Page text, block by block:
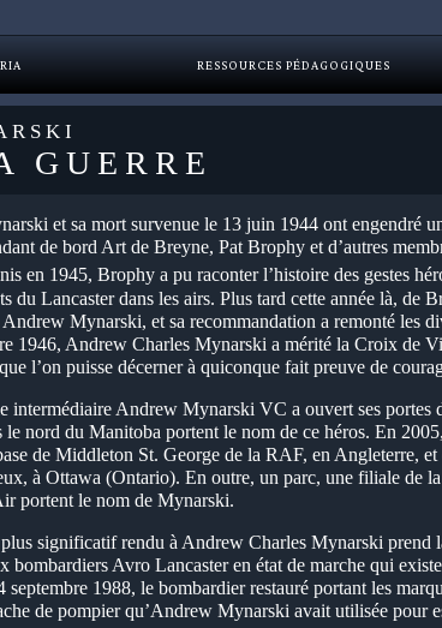
RESSOURCES PÉDAGOGIQUES
GUERRE
et sa mort survenue le 13 juin 1944 ont engendré
de bord Art de Breyne, Pat Brophy et d’autres
en 1945, Brophy a pu raconter l’histoire des gestes
du Lancaster dans les airs. Plus tard cette année là, de
Mynarski, et sa recommandation a remonté les
1946, Andrew Charles Mynarski a mérité la Croix de
l’on puisse décerner à quiconque fait preuve de
intermédiaire Andrew Mynarski VC a ouvert ses portes
le nord du Manitoba portent le nom de ce héros. En
de Middleton St. George de la RAF, en Angleterre,
à Ottawa (Ontario). En outre, un parc, une filiale de
portent le nom de Mynarski.
significatif rendu à Andrew Charles Mynarski prend
bombardiers Avro Lancaster en état de marche qui
septembre 1988, le bombardier restauré portant les
de pompier qu’Andrew Mynarski avait utilisée pour